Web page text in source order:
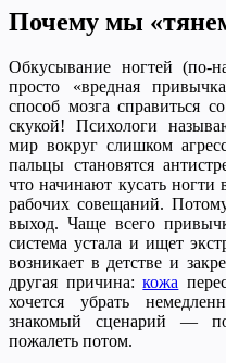
Почему мы
Обкусывание ногтей (по-
просто «вредная
способ мозга справиться
скукой! Психологи
мир вокруг слишком
пальцы становятся
что начинают кусать ногти
рабочих совещаний.
выход. Чаще всего
система устала и ищет
возникает в детстве и
другая причина:кожа
хочется убрать
знакомый сценарий —
пожалеть потом.